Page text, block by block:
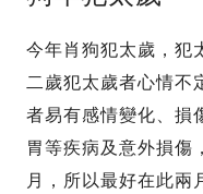
今年肖狗犯太歲，犯
二歲犯太歲者心情不
者易有感情變化、損
胃等疾病及意外損傷
月，所以最好在此兩